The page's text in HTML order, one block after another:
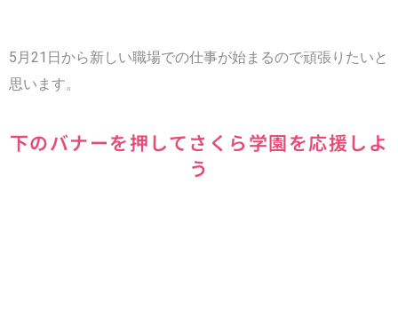
5月21日から新しい職場での仕事が始まるので頑張りたいと
思います。
下のバナーを押してさくら学園を応援しよ
う